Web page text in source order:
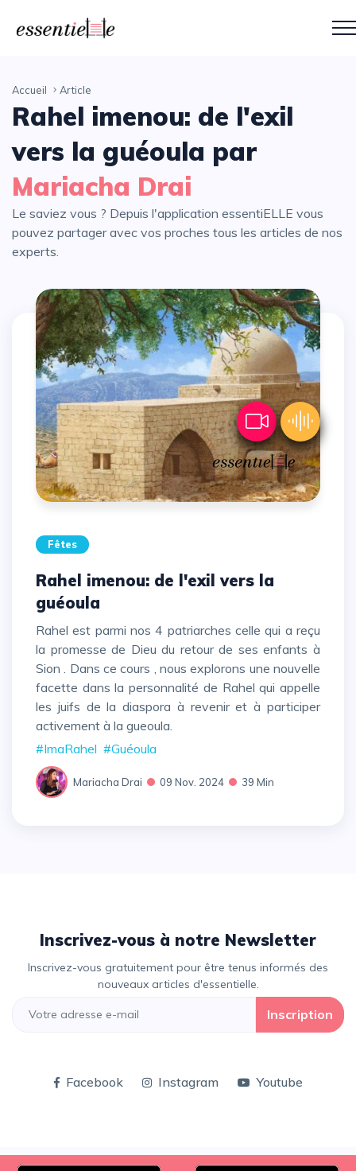
Accueil Article
Rahel imenou: de l'exil
vers la guéoula par
Mariacha Drai
Le saviez vous ? Depuis l'application essentiELLE vous
pouvez partager avec vos proches tous les articles de nos
experts.
Fêtes
Rahel imenou: de l'exil vers la
guéoula
Rahel est parmi nos 4 patriarches celle qui a reçu
la promesse de Dieu du retour de ses enfants à
Sion . Dans ce cours , nous explorons une nouvelle
facette dans la personnalité de Rahel qui appelle
les juifs de la diaspora à revenir et à participer
activement à la gueoula.
#ImaRahel #Guéoula
Mariacha Drai 09 Nov. 2024 39 Min
Inscrivez-vous à notre Newsletter
Inscrivez-vous gratuitement pour être tenus informés des
nouveaux articles d'essentielle.
Inscription
Facebook Instagram Youtube